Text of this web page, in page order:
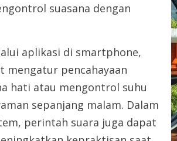
suasana dengan
aplikasi di smartphone,
mengatur pencahayaan
hati atau mengontrol suhu
sepanjang malam. Dalam
perintah suara juga dapat